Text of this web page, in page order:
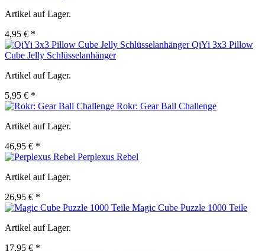
Artikel auf Lager.
4,95 € *
QiYi 3x3 Pillow
Cube Jelly Schlüsselanhänger
Artikel auf Lager.
5,95 € *
Rokr: Gear Ball Challenge
Artikel auf Lager.
46,95 € *
Perplexus Rebel
Artikel auf Lager.
26,95 € *
Magic Cube Puzzle 1000 Teile
Artikel auf Lager.
17,95 € *